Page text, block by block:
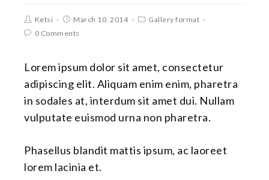
Ketsi March 10, 2014
Gallery format
0 Comments
Lorem ipsum dolor sit amet, consectetur
adipiscing elit. Aliquam enim enim, pharetra
in sodales at, interdum sit amet dui. Nullam
vulputate euismod urna non pharetra.
Phasellus blandit mattis ipsum, ac laoreet
lorem lacinia et.